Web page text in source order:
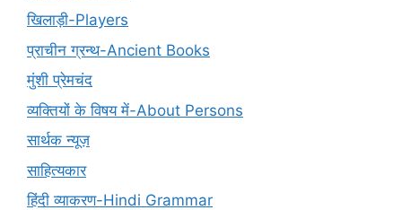
खिलाड़ी-Players
प्राचीन ग्रन्थ-Ancient Books
मुंशी प्रेमचंद
व्यक्तियों के विषय में-About Persons
सार्थक न्यूज़
साहित्यकार
हिंदी व्याकरण-Hindi Grammar